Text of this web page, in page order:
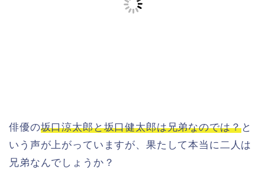
俳優の坂口涼太郎と坂口健太郎は兄弟なのでは？と
いう声が上がっていますが、果たして本当に二人は
兄弟なんでしょうか？